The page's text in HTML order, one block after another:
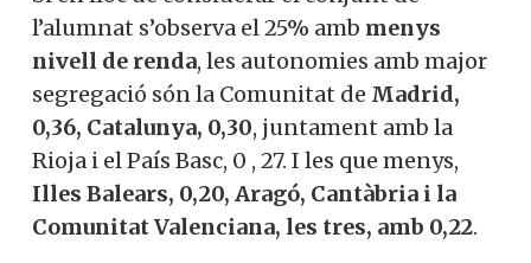
Si en lloc de considerar el conjunt de
l’alumnat s’observa el 25% amb
menys
nivell de renda, les autonomies amb
major segregació són la Comunitat de
Madrid, 0,36, Catalunya, 0,30
amb la Rioja i el País Basc, 0 , 27. I les que
menys, Illes Balears, 0,20, Aragó,
Cantàbria i la Comunitat Valenciana, les